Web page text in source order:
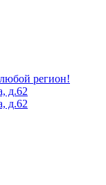
регион!
д.62
д.62